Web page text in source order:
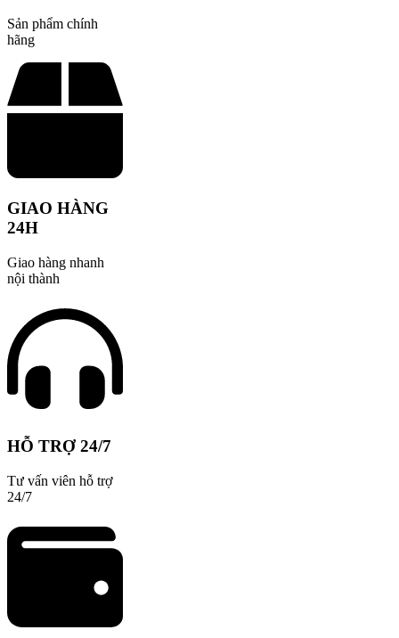
Sản phẩm chính
hãng
GIAO HÀNG
24H
Giao hàng nhanh
nội thành
HỖ TRỢ 24/7
Tư vấn viên hỗ trợ
24/7